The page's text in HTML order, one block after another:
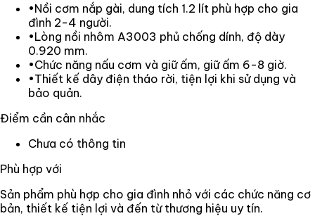
•Nồi cơm nắp gài, dung tích 1.2 lít phù hợp cho gia
đình 2-4 người.
•Lòng nồi nhôm A3003 phủ chống dính, độ dày
0.920 mm.
•Chức năng nấu cơm và giữ ấm, giữ ấm 6-8 giờ.
•Thiết kế dây điện tháo rời, tiện lợi khi sử dụng và
bảo quản.
Điểm cần cân nhắc
Chưa có thông tin
Phù hợp với
Sản phẩm phù hợp cho gia đình nhỏ với các chức năng cơ
bản, thiết kế tiện lợi và đến từ thương hiệu uy tín.